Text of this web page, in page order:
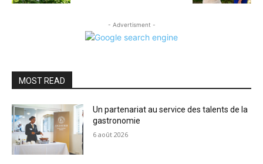
- Advertisment -
MOST READ
Un partenariat au service des talents de la
gastronomie
6 août 2026